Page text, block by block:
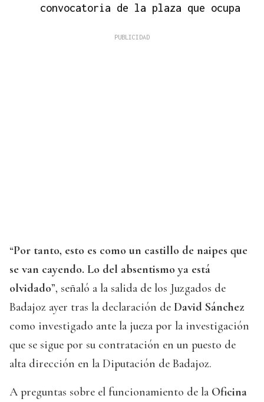
convocatoria de la plaza que ocupa
“Por tanto, esto es como un castillo de naipes que
se van cayendo. Lo del absentismo ya está
olvidado”, señaló a la salida de los Juzgados de
Badajoz ayer tras la declaración de David Sánchez
como investigado ante la jueza por la investigación
que se sigue por su contratación en un puesto de
alta dirección en la Diputación de Badajoz.
A preguntas sobre el funcionamiento de la Oficina